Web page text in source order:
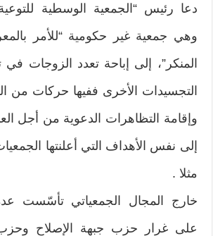
دعا رئيس “الجمعية الوسطية للتوعية
وهي جمعية غير حكومية “للأمر
المنكر”، إلى إباحة تعدد الزوجات
التجسيدات الأخرى ففيها حركات من
وإقامة التظاهرات الدعوية من أجل
إلى نفس الأهداف التي أعلنتها
مثلا .
خارج المجال الجمعياتي تأسّست
على غرار حزب جبهة الإصلاح